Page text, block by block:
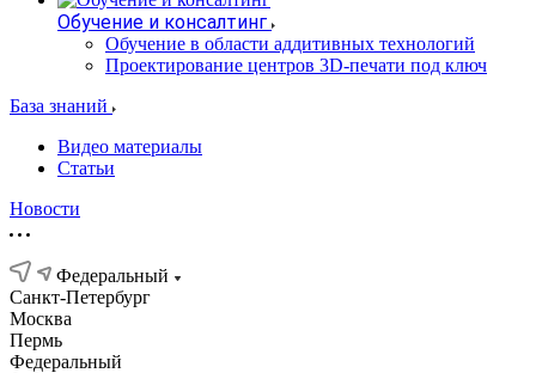
Обучение и консалтинг
Обучение в области аддитивных технологий
Проектирование центров 3D-печати под ключ
База знаний
Видео материалы
Статьи
Новости
Федеральный
Санкт-Петербург
Москва
Пермь
Федеральный